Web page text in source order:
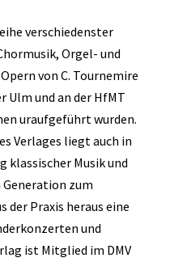
verschiedenster
Orgel- und
von C. Tournemire
Ulm und an der HfMT
uraufgeführt wurden.
Verlages liegt auch in
klassischer Musik und
zum
der Praxis heraus eine
und
ist Mitglied im DMV